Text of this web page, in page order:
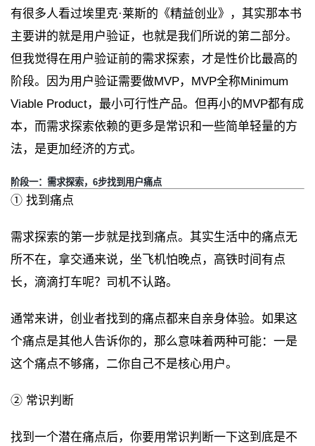
有很多人看过埃里克·莱斯的《精益创业》，其实那本书
主要讲的就是用户验证，也就是我们所说的第二部分。
但我觉得在用户验证前的需求探索，才是性价比最高的
阶段。因为用户验证需要做MVP，MVP全称Minimum
Viable Product，最小可行性产品。但再小的MVP都有成
本，而需求探索依赖的更多是常识和一些简单轻量的方
法，是更加经济的方式。
阶段一：需求探索，6步找到用户痛点
① 找到痛点
需求探索的第一步就是找到痛点。其实生活中的痛点无
所不在，拿交通来说，坐飞机怕晚点，高铁时间有点
长，滴滴打车呢？司机不认路。
通常来讲，创业者找到的痛点都来自亲身体验。如果这
个痛点是其他人告诉你的，那么意味着两种可能：一是
这个痛点不够痛，二你自己不是核心用户。
② 常识判断
找到一个潜在痛点后，你要用常识判断一下这到底是不